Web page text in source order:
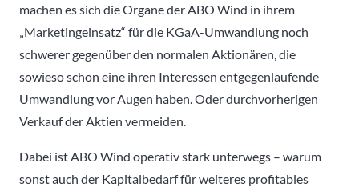
machen es sich die Organe der ABO Wind in ihrem
„Marketingeinsatz“ für die KGaA-Umwandlung noch
schwerer gegenüber den normalen Aktionären, die
sowieso schon eine ihren Interessen entgegenlaufende
Umwandlung vor Augen haben. Oder durchvorherigen
Verkauf der Aktien vermeiden.
Dabei ist ABO Wind operativ stark unterwegs – warum
sonst auch der Kapitalbedarf für weiteres profitables